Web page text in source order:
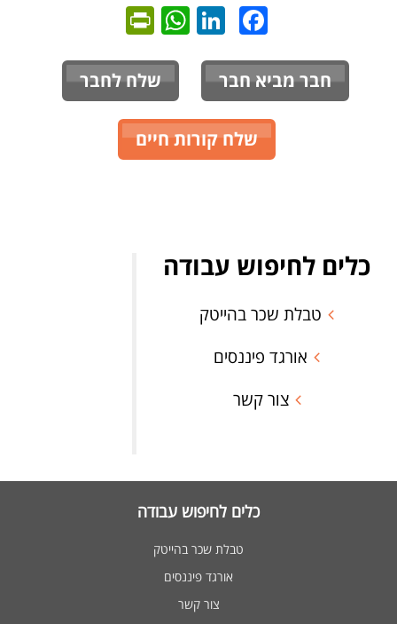
Facebook
LinkedIn
WhatsApp
חבר מביא חבר שלח לחבר
שלח קורות חיים
כלים לחיפוש עבודה
טבלת שכר בהייטק
אורגד פיננסים
צור קשר
כלים לחיפוש עבודה
טבלת שכר בהייטק
אורגד פיננסים
צור קשר